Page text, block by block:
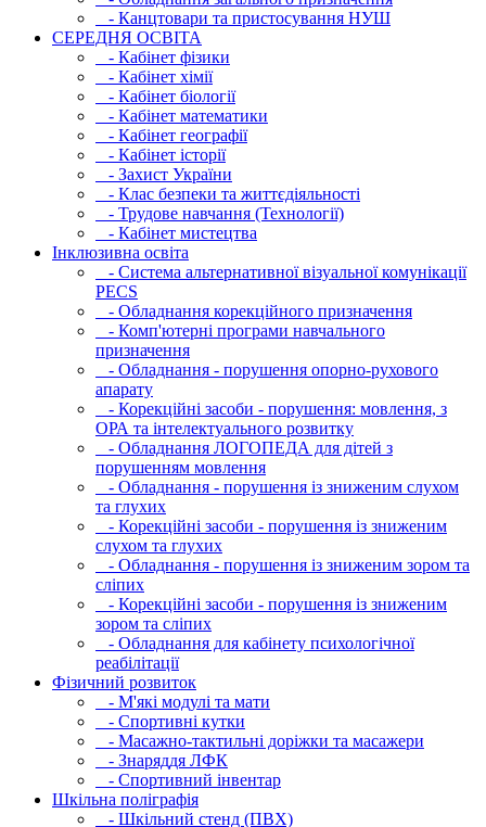
- Канцтовари та пристосування НУШ
СЕРЕДНЯ ОСВIТА
- Кабінет фізики
- Кабінет хімії
- Кабінет біології
- Кабінет математики
- Кабінет географії
- Кабінет історії
- Захист України
- Клас безпеки та життєдіяльності
- Трудове навчання (Технології)
- Кабінет мистецтва
Інклюзивна освіта
- Система альтернативної візуальної комунікації
PECS
- Обладнання корекційного призначення
- Комп'ютерні програми навчального
призначення
- Обладнання - порушення опорно-рухового
апарату
- Корекційні засоби - порушення: мовлення, з
ОРА та інтелектуального розвитку
- Обладнання ЛОГОПЕДА для дітей з
порушенням мовлення
- Обладнання - порушення із зниженим слухом
та глухих
- Корекційні засоби - порушення із зниженим
слухом та глухих
- Обладнання - порушення із зниженим зором та
сліпих
- Корекційні засоби - порушення із зниженим
зором та сліпих
- Обладнання для кабінету психологічної
реабілітації
Фізичний розвиток
- М'які модулi та мати
- Спортивні кутки
- Масажно-тактильні доріжки та масажери
- Знаряддя ЛФК
- Спортивний інвентар
Шкільна поліграфія
- Шкільний стенд (ПВХ)